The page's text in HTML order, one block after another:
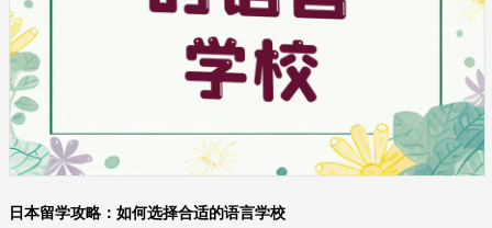
日本留学攻略：如何选择合适的语言学校